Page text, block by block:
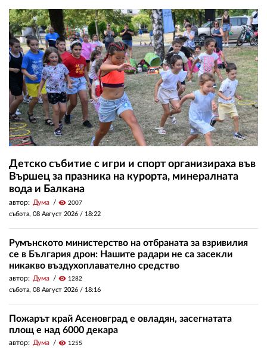
Детско събитие с игри и спорт организираха във
Вършец за празника на курорта, минералната
вода и Балкана
автор: Дума visibility 2007
събота, 08 Август 2026 / 18:22
Румънското министерство на отбраната за взривилия
се в България дрон: Нашите радари не са засекли
никакво въздухоплавателно средство
автор: Дума visibility 1282
събота, 08 Август 2026 / 18:16
Пожарът край Асеновград е овладян, засегнатата
площ е над 6000 декара
автор: Дума visibility 1255